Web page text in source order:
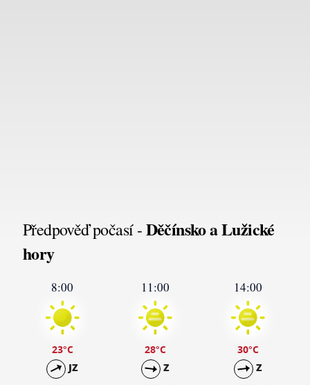
Předpověď počasí -Děčínsko a Lužické
hory
8:00
23°C
JZ
11:00
28°C
Z
14:00
30°C
Z